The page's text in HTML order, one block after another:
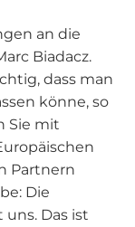
an die
Biadacz.
dass man
könne, so
Sie mit
Partnern
Die
Das ist